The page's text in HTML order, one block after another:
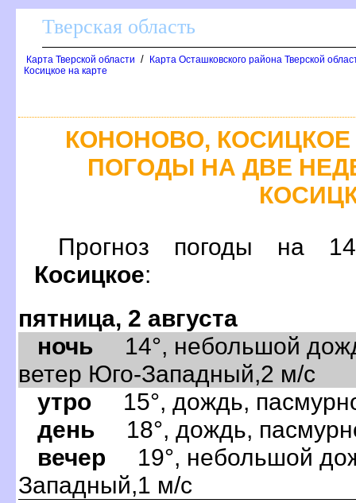
Тверская область
Карта Тверской области /
Карта Осташковского района Тверской
Косицкое на карте
КОНОНОВО,
ПОГОДЫ НА ДВЕ
Прогноз погоды на
Косицкое:
пятница, 2 августа
ночь 14°, небольшой
ветер Юго-Западный,2 м/с
утро 15°, дождь,
день 18°, дождь,
вечер 19°, небольшой
Западный,1 м/с